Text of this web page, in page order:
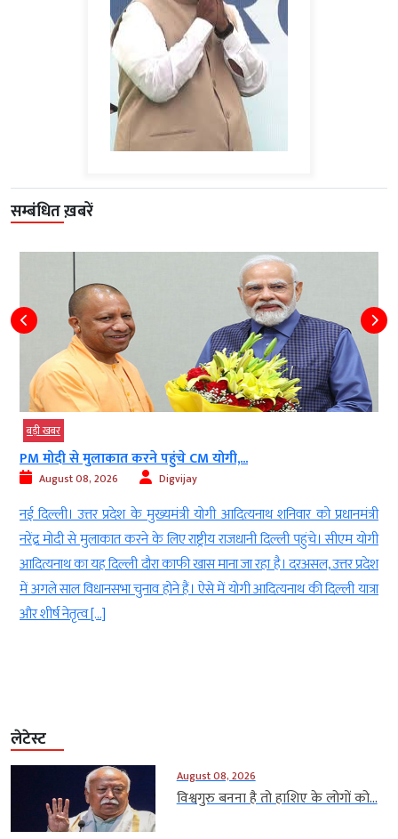
सम्बंधित ख़बरें
बड़ी खबर
PM मोदी से मुलाकात करने पहुंचे CM योगी,...
August 08, 2026 Digvijay
नई दिल्ली। उत्तर प्रदेश के मुख्यमंत्री योगी आदित्यनाथ शनिवार को प्रधानमंत्री
नरेंद्र मोदी से मुलाकात करने के लिए राष्ट्रीय राजधानी दिल्ली पहुंचे। सीएम योगी
आदित्यनाथ का यह दिल्ली दौरा काफी खास माना जा रहा है। दरअसल, उत्तर प्रदेश
में अगले साल विधानसभा चुनाव होने हैं। ऐसे में योगी आदित्यनाथ की दिल्ली यात्रा
और शीर्ष नेतृत्व […]
लेटेस्ट
August 08, 2026
विश्वगुरु बनना है तो हाशिए के लोगों को...